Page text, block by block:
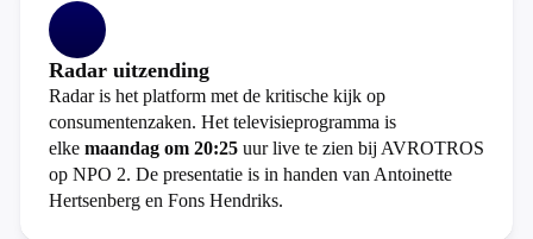
Radar uitzending
Radar is het platform met de kritische kijk op
consumentenzaken. Het televisieprogramma is
elke maandag om 20:25 uur live te zien bij AVROTROS
op NPO 2. De presentatie is in handen van Antoinette
Hertsenberg en Fons Hendriks.